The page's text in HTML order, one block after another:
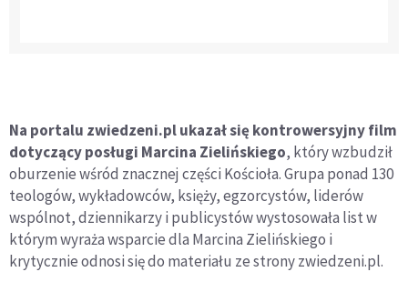
Na portalu zwiedzeni.pl ukazał się kontrowersyjny film
dotyczący posługi Marcina Zielińskiego, który wzbudził
oburzenie wśród znacznej części Kościoła. Grupa ponad 130
teologów, wykładowców, księży, egzorcystów, liderów
wspólnot, dziennikarzy i publicystów wystosowała list w
którym wyraża wsparcie dla Marcina Zielińskiego i
krytycznie odnosi się do materiału ze strony zwiedzeni.pl.